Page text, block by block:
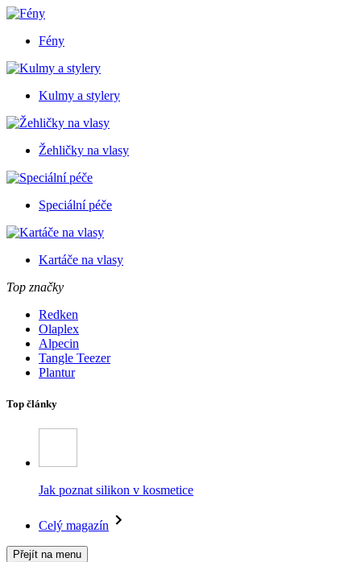
Fény
Kulmy a stylery
Žehličky na vlasy
Speciální péče
Kartáče na vlasy
Top značky
Redken
Olaplex
Alpecin
Tangle Teezer
Plantur
Top články
Jak poznat silikon v kosmetice
Celý magazín
Přejít na menu